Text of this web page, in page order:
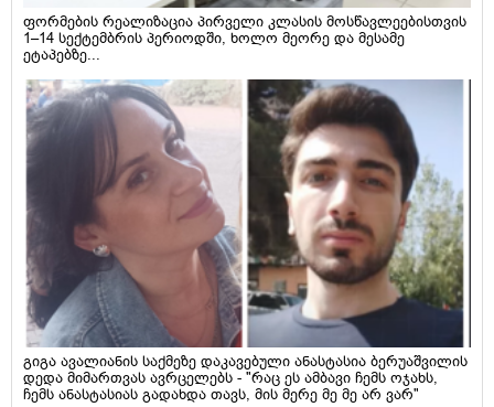
ფორმების რეალიზაცია პირველი კლასის მოსწავლეებისთვის
1–14 სექტემბრის პერიოდში, ხოლო მეორე და მესამე
ეტაპებზე...
გიგა ავალიანის საქმეზე დაკავებული ანასტასია ბერუაშვილის
დედა მიმართვას ავრცელებს - "რაც ეს ამბავი ჩემს ოჯახს,
ჩემს ანასტასიას გადახდა თავს, მის მერე მე მე არ ვარ"